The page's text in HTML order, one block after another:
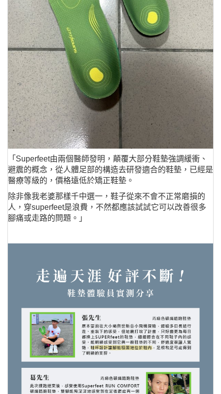
「Superfeet由兩個醫師發明，顛覆大部分鞋墊強調緩衝、
避震的概念，從人體足部的構造去研發適合的鞋墊，已經是
醫療等級的，價格遠低於矯正鞋墊。
除非像我老婆那樣千中選一，鞋子從來不會不正常磨損的
人，穿superfeet是浪費，不然都應該試試它可以改善很多
腳痛或走路的問題。」